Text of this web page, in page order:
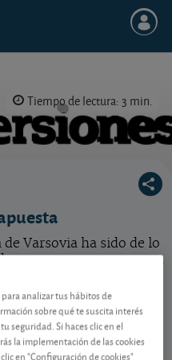
Tiempo de lectura: 3 min.
Varsovia ha sido de lo
que se aventuraron en
a SOCIOS
analizar tus hábitos de
sobre qué te suscita interés
seguridad. Si haces clic en el
la implementación de las cookies
en "Configuración de cookies"